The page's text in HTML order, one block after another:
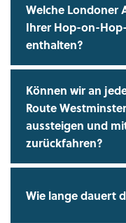
Welche Londoner
Ihrer Hop-on-
enthalten?
Können wir an
Route
aussteigen und
zurückfahren?
Wie lange dauert